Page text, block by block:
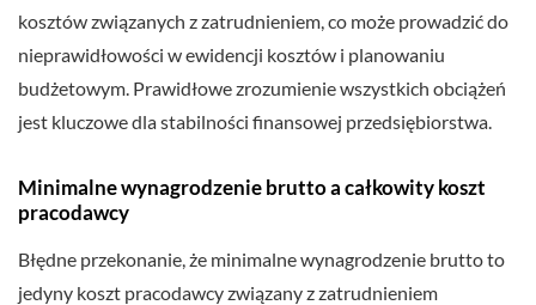
kosztów związanych z zatrudnieniem, co może prowadzić do
nieprawidłowości w ewidencji kosztów i planowaniu
budżetowym. Prawidłowe zrozumienie wszystkich obciążeń
jest kluczowe dla stabilności finansowej przedsiębiorstwa.
Minimalne wynagrodzenie brutto a całkowity koszt
pracodawcy
Błędne przekonanie, że minimalne wynagrodzenie brutto to
jedyny koszt pracodawcy związany z zatrudnieniem